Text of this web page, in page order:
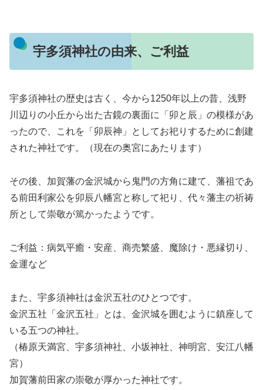
宇多須神社の由来、ご利益
宇多須神社の歴史は古く、今から1250年以上の昔、浅野
川辺りの小丘から出た古鏡の裏面に「卯と辰」の模様があ
ったので、これを「卯辰神」としてお祀りするために創建
された神社です。（現在の奥宮にあたります）
その後、加賀藩の金沢城から鬼門の方角に建て、藩祖であ
る前田利家公を卯辰八幡宮と称して祀り、代々藩主の祈祷
所として崇敬が篤かったようです。
ご利益：病気平癒・安産、商売繁盛、魔除け・悪縁切り、
金運など
また、宇多須神社は金沢五社のひとつです。
金沢五社「金沢五社」とは、金沢城を囲むように鎮座して
いる五つの神社。
（椿原天満宮、宇多須神社、小坂神社、神明宮、安江八幡
宮）
加賀藩前田家の崇敬が厚かった神社です。